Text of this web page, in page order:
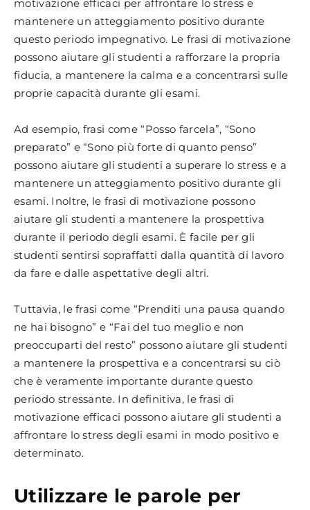
motivazione efficaci per affrontare lo stress e
mantenere un atteggiamento positivo durante
questo periodo impegnativo. Le frasi di motivazione
possono aiutare gli studenti a rafforzare la propria
fiducia, a mantenere la calma e a concentrarsi sulle
proprie capacità durante gli esami.
Ad esempio, frasi come “Posso farcela”, “Sono
preparato” e “Sono più forte di quanto penso”
possono aiutare gli studenti a superare lo stress e a
mantenere un atteggiamento positivo durante gli
esami. Inoltre, le frasi di motivazione possono
aiutare gli studenti a mantenere la prospettiva
durante il periodo degli esami. È facile per gli
studenti sentirsi sopraffatti dalla quantità di lavoro
da fare e dalle aspettative degli altri.
Tuttavia, le frasi come “Prenditi una pausa quando
ne hai bisogno” e “Fai del tuo meglio e non
preoccuparti del resto” possono aiutare gli studenti
a mantenere la prospettiva e a concentrarsi su ciò
che è veramente importante durante questo
periodo stressante. In definitiva, le frasi di
motivazione efficaci possono aiutare gli studenti a
affrontare lo stress degli esami in modo positivo e
determinato.
Utilizzare le parole per